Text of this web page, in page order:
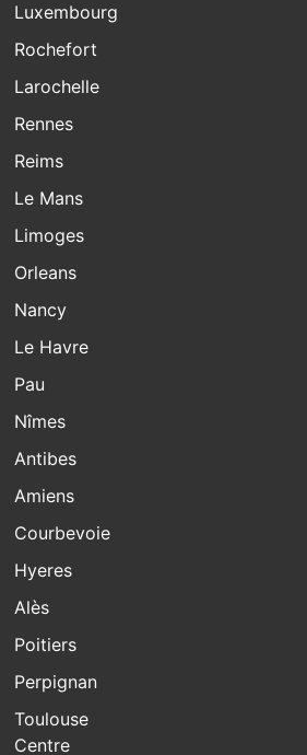
Luxembourg
Rochefort
Larochelle
Rennes
Reims
Le Mans
Limoges
Orleans
Nancy
Le Havre
Pau
Nîmes
Antibes
Amiens
Courbevoie
Hyeres
Alès
Poitiers
Perpignan
Toulouse
Centre